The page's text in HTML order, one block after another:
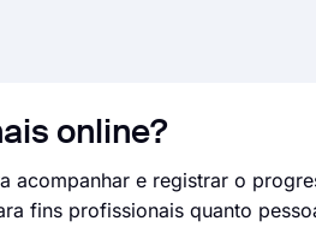
online?
acompanhar e registrar o
fins profissionais quanto